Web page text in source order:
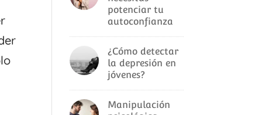
potenciar tu
autoconfianza
¿Cómo detectar
la depresión en
jóvenes?
Manipulación